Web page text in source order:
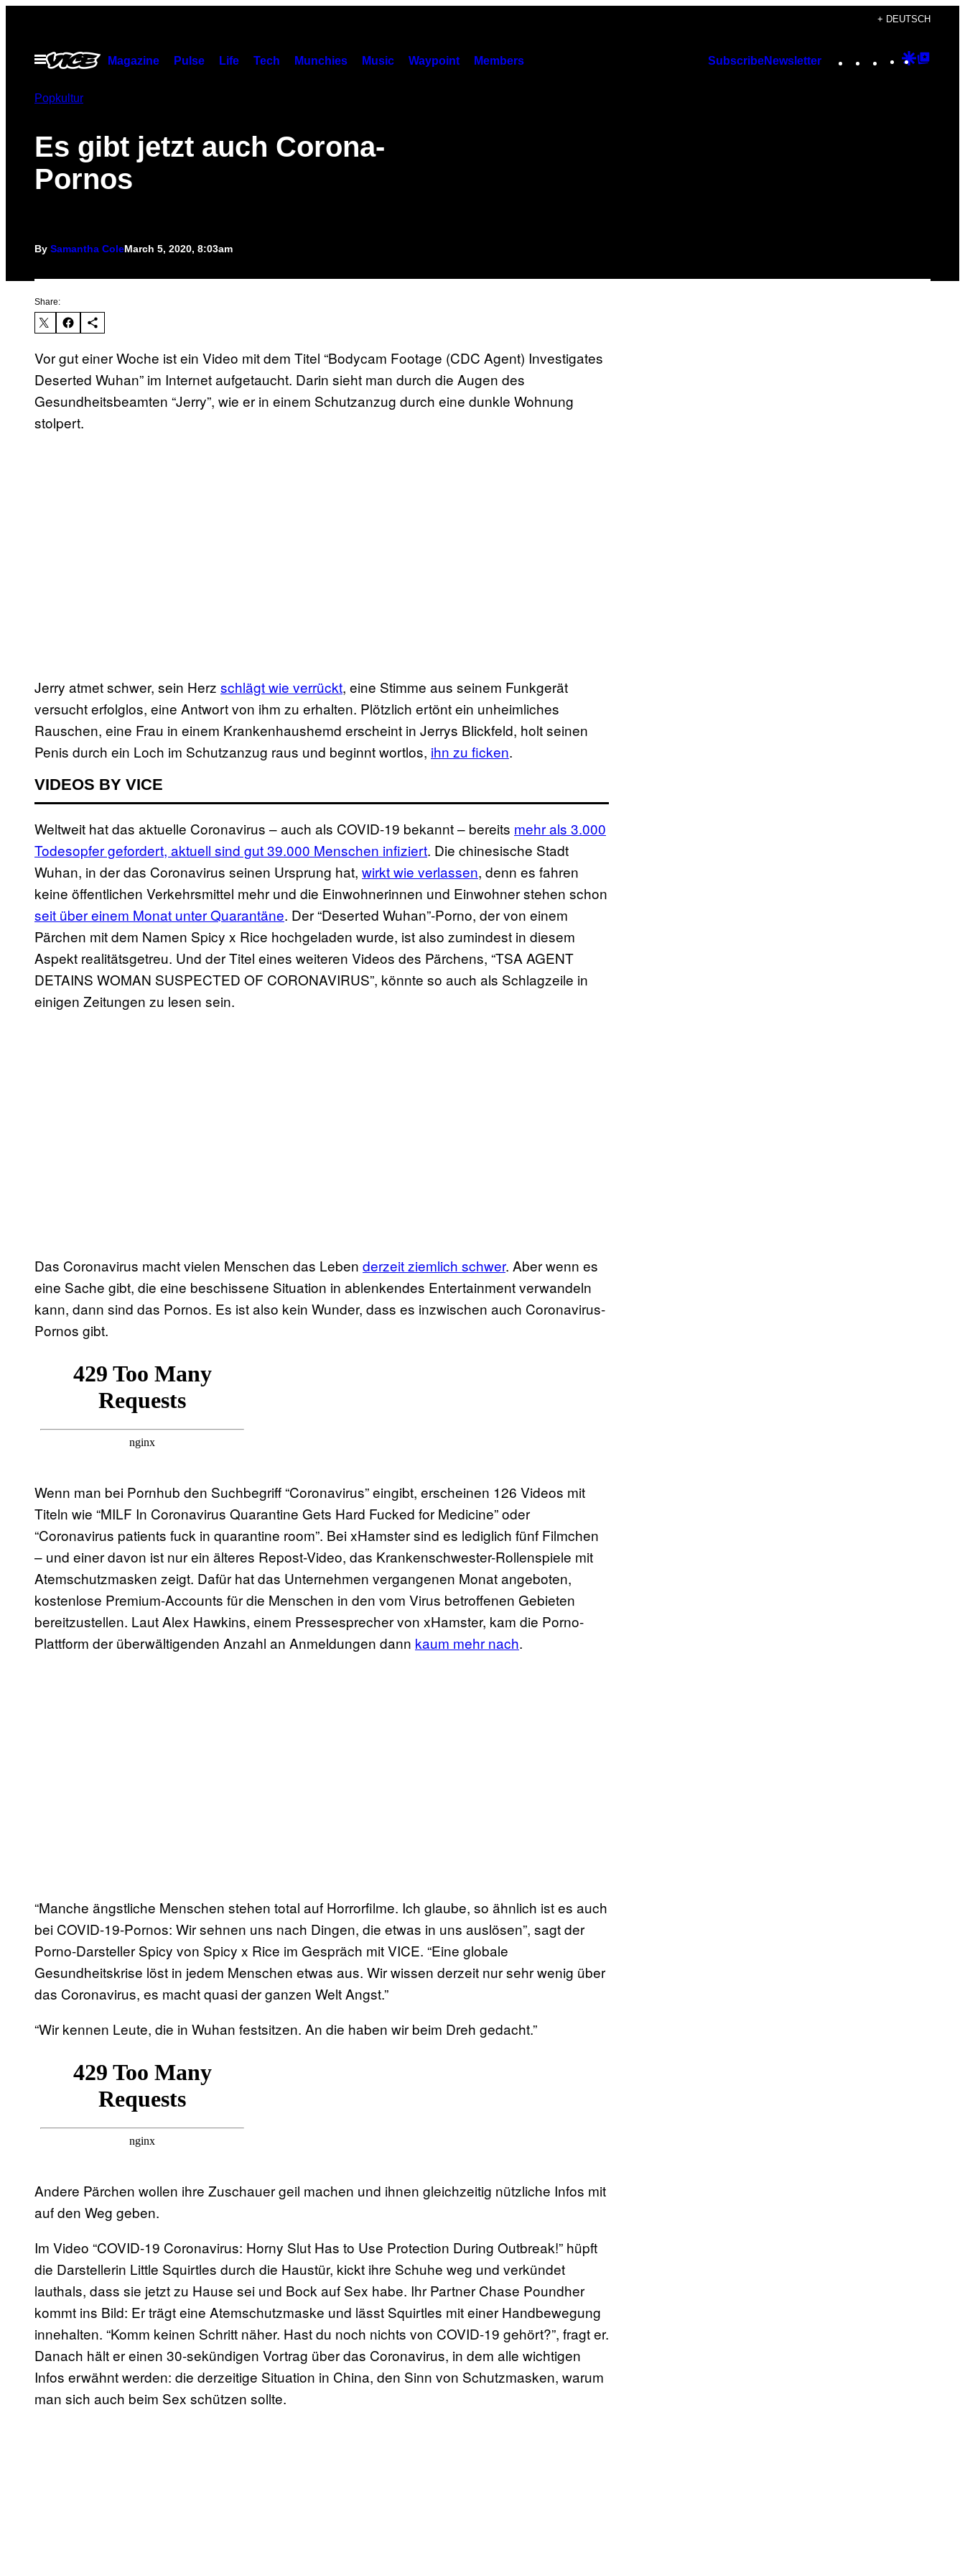
content
+ DEUTSCH
Open
Menu
Magazine Pulse Life Tech Munchies Music Waypoint Members SubscribeNewsletter Instagram
TikTok
YouTube
Google
Popkultur
Es gibt jetzt auch Corona-
Pornos
By Samantha ColeMarch 5, 2020, 8:03am
Share:
Vor gut einer Woche ist ein Video mit dem Titel “Bodycam Footage (CDC Agent) Investigates
Deserted Wuhan” im Internet aufgetaucht. Darin sieht man durch die Augen des
Gesundheitsbeamten “Jerry”, wie er in einem Schutzanzug durch eine dunkle Wohnung
stolpert.
Jerry atmet schwer, sein Herz schlägt wie verrückt, eine Stimme aus seinem Funkgerät
versucht erfolglos, eine Antwort von ihm zu erhalten. Plötzlich ertönt ein unheimliches
Rauschen, eine Frau in einem Krankenhaushemd erscheint in Jerrys Blickfeld, holt seinen
Penis durch ein Loch im Schutzanzug raus und beginnt wortlos, ihn zu ficken.
VIDEOS BY VICE
Weltweit hat das aktuelle Coronavirus – auch als COVID-19 bekannt – bereits mehr als 3.000
Todesopfer gefordert, aktuell sind gut 39.000 Menschen infiziert. Die chinesische Stadt
Wuhan, in der das Coronavirus seinen Ursprung hat, wirkt wie verlassen, denn es fahren
keine öffentlichen Verkehrsmittel mehr und die Einwohnerinnen und Einwohner stehen schon
seit über einem Monat unter Quarantäne. Der “Deserted Wuhan”-Porno, der von einem
Pärchen mit dem Namen Spicy x Rice hochgeladen wurde, ist also zumindest in diesem
Aspekt realitätsgetreu. Und der Titel eines weiteren Videos des Pärchens, “TSA AGENT
DETAINS WOMAN SUSPECTED OF CORONAVIRUS”, könnte so auch als Schlagzeile in
einigen Zeitungen zu lesen sein.
Das Coronavirus macht vielen Menschen das Leben derzeit ziemlich schwer. Aber wenn es
eine Sache gibt, die eine beschissene Situation in ablenkendes Entertainment verwandeln
kann, dann sind das Pornos. Es ist also kein Wunder, dass es inzwischen auch Coronavirus-
Pornos gibt.
Wenn man bei Pornhub den Suchbegriff “Coronavirus” eingibt, erscheinen 126 Videos mit
Titeln wie “MILF In Coronavirus Quarantine Gets Hard Fucked for Medicine” oder
“Coronavirus patients fuck in quarantine room”. Bei xHamster sind es lediglich fünf Filmchen
– und einer davon ist nur ein älteres Repost-Video, das Krankenschwester-Rollenspiele mit
Atemschutzmasken zeigt. Dafür hat das Unternehmen vergangenen Monat angeboten,
kostenlose Premium-Accounts für die Menschen in den vom Virus betroffenen Gebieten
bereitzustellen. Laut Alex Hawkins, einem Pressesprecher von xHamster, kam die Porno-
Plattform der überwältigenden Anzahl an Anmeldungen dann kaum mehr nach.
“Manche ängstliche Menschen stehen total auf Horrorfilme. Ich glaube, so ähnlich ist es auch
bei COVID-19-Pornos: Wir sehnen uns nach Dingen, die etwas in uns auslösen”, sagt der
Porno-Darsteller Spicy von Spicy x Rice im Gespräch mit VICE. “Eine globale
Gesundheitskrise löst in jedem Menschen etwas aus. Wir wissen derzeit nur sehr wenig über
das Coronavirus, es macht quasi der ganzen Welt Angst.”
“Wir kennen Leute, die in Wuhan festsitzen. An die haben wir beim Dreh gedacht.”
Andere Pärchen wollen ihre Zuschauer geil machen und ihnen gleichzeitig nützliche Infos mit
auf den Weg geben.
Im Video “COVID-19 Coronavirus: Horny Slut Has to Use Protection During Outbreak!” hüpft
die Darstellerin Little Squirtles durch die Haustür, kickt ihre Schuhe weg und verkündet
lauthals, dass sie jetzt zu Hause sei und Bock auf Sex habe. Ihr Partner Chase Poundher
kommt ins Bild: Er trägt eine Atemschutzmaske und lässt Squirtles mit einer Handbewegung
innehalten. “Komm keinen Schritt näher. Hast du noch nichts von COVID-19 gehört?”, fragt er.
Danach hält er einen 30-sekündigen Vortrag über das Coronavirus, in dem alle wichtigen
Infos erwähnt werden: die derzeitige Situation in China, den Sinn von Schutzmasken, warum
man sich auch beim Sex schützen sollte.